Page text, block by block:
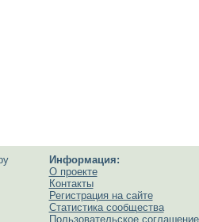
Информация:
О проекте
Контакты
Регистрация на сайте
Статистика сообщества
Пользовательское соглашение